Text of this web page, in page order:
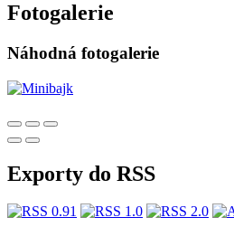
Fotogalerie
Náhodná fotogalerie
Exporty do RSS